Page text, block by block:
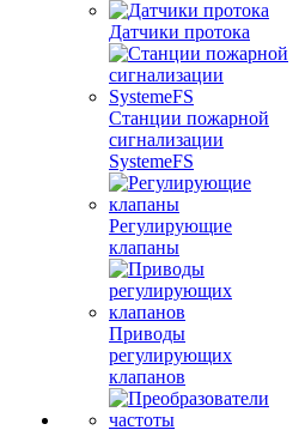
Датчики протока
Станции пожарной
сигнализации
SystemeFS
Регулирующие
клапаны
Приводы
регулирующих
клапанов